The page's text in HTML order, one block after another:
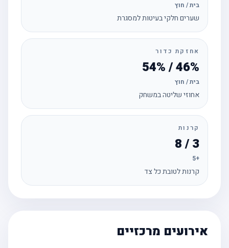
בית / חוץ
שערים חלקי בעיטות למסגרת
אחזקת כדור
46% / 54%
בית / חוץ
אחוזי שליטה במשחק
קרנות
3 / 8
קרנות לטובת כל צד
אירועים מרכזיים